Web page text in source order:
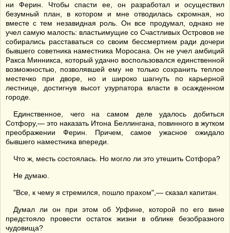
ни Ферин. Чтобы спасти ее, он разработал и осуществил
безумный план, в котором и мне отводилась скромная, но
вместе с тем незавидная роль. Он все продумал, однако не
учел самую малость: властьимущие со Счастливых Островов не
собирались расставаться со своим бессмертием ради дочери
бывшего советника наместника Моросана. Он не учел амбиций
Ракса Минникса, который удачно воспользовался единственной
возможностью, позволявшей ему не только сохранить теплое
местечко при дворе, но и широко шагнуть по карьерной
лестнице, достигнув высот узурпатора власти в осажденном
городе.
Единственное, чего на самом деле удалось добиться
Сотфору,— это наказать Итона Беллингана, повинного в жутком
преображении Ферин. Причем, самое ужасное ожидало
бывшего наместника впереди.
Что ж, месть состоялась. Но могло ли это утешить Сотфора?
Не думаю.
"Все, к чему я стремился, пошло прахом",— сказал капитан.
Думал ли он при этом об Урфине, которой по его вине
предстояло провести остаток жизни в облике безобразного
чудовища?